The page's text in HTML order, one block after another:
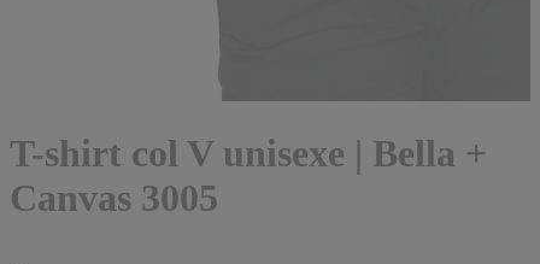
T-shirt col V unisexe | Bella +
Canvas 3005